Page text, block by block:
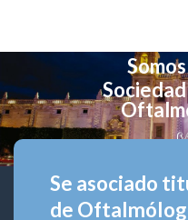
Se asociado
de